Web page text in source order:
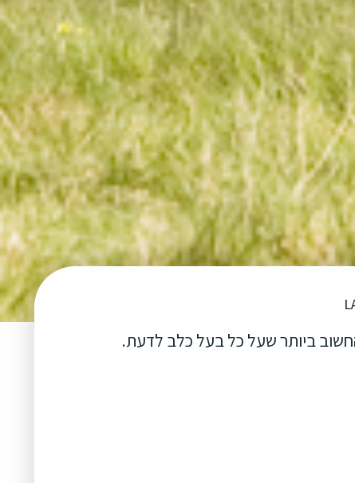
ביותר שעל כל בעל כלב לדעת.